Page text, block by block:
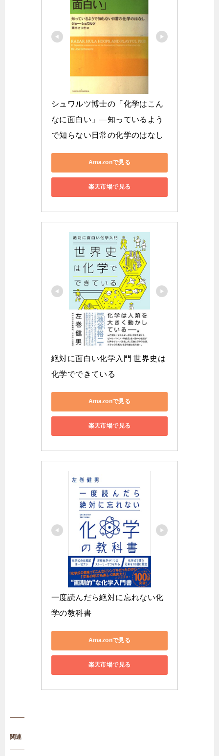
シュワルツ博士の「化学はこん
なに面白い」―知っているよう
で知らない日常の化学のはなし
Amazonで見る
楽天市場で見る
絶対に面白い化学入門 世界史は
化学でできている
Amazonで見る
楽天市場で見る
一度読んだら絶対に忘れない化
学の教科書
Amazonで見る
楽天市場で見る
関連